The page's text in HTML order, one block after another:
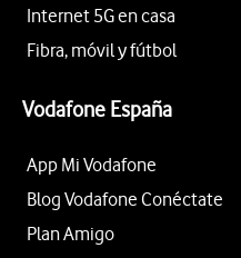
Internet 5G en casa
Fibra, móvil y fútbol
Vodafone España
App Mi Vodafone
Blog Vodafone Conéctate
Plan Amigo